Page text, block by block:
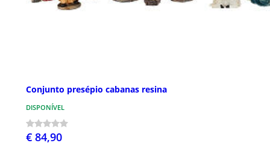
Conjunto presépio cabanas resina
DISPONÍVEL
€ 84,90